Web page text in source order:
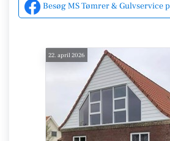
Besøg MS Tømrer & Gulvservice
22. april 2026